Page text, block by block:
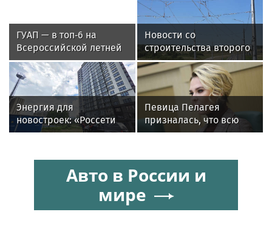
ГУАП — в топ‑6 на
Всероссийской летней
Универсиаде по
спортивному
ориентированию
Новости со
строительства второго
этапа линии
«Славянка»
Энергия для
новостроек: «Россети
Новосибирск»
МВт мощности для
новых жилых
Певица Пелагея
призналась, что всю
жизнь борется с
Авто в России и
мире